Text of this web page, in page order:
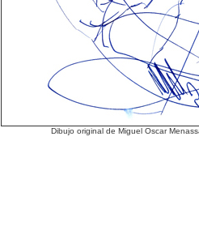
Dibujo original de Miguel Oscar